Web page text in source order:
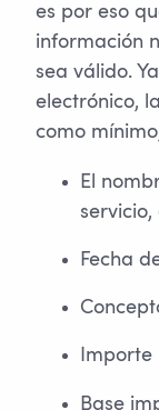
es por eso
información
sea válido.
electrónico,
como
El
servicio,
Fecha
Importe
Base